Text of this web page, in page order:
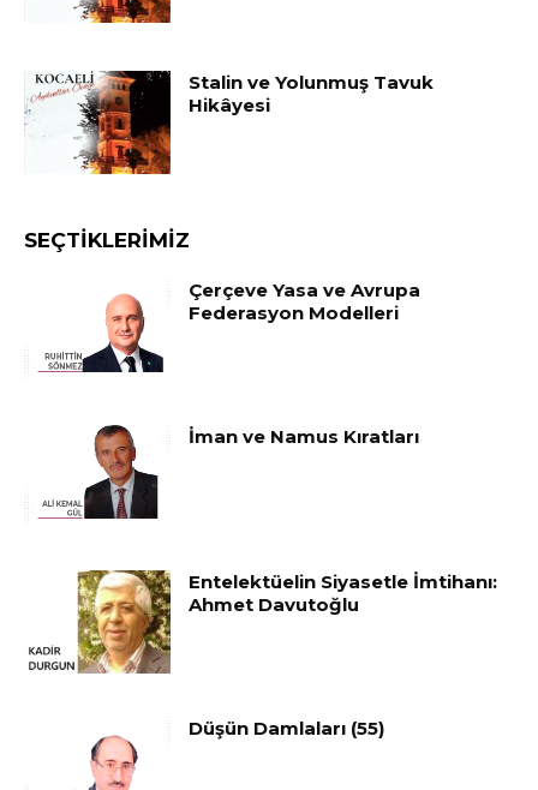
Stalin ve Yolunmuş Tavuk
Hikâyesi
SEÇTIKLERIMIZ
Çerçeve Yasa ve Avrupa
Federasyon Modelleri
İman ve Namus Kıratları
Entelektüelin Siyasetle İmtihanı:
Ahmet Davutoğlu
Düşün Damlaları (55)